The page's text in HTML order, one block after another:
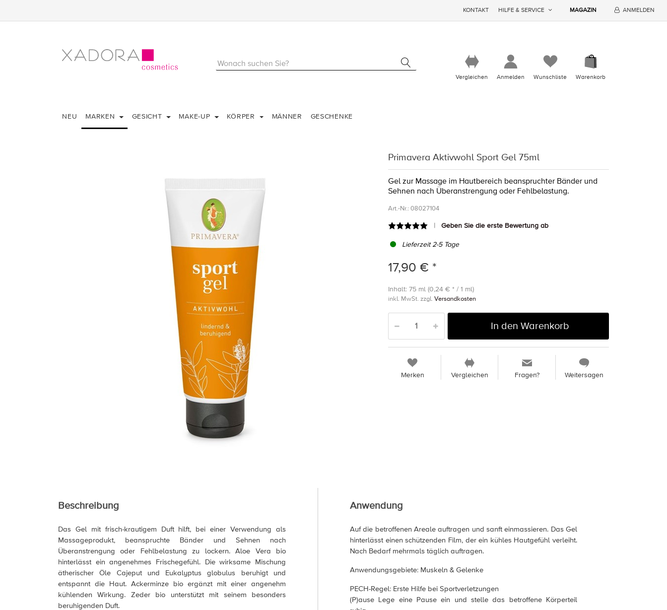
KONTAKT HILFE & SERVICE MAGAZIN ANMELDEN
Vergleichen Anmelden Wunschliste Warenkorb
NEU MARKEN GESICHT MAKE-UP KÖRPER MÄNNER GESCHENKE
Primavera Aktivwohl Sport Gel 75ml
Gel zur Massage im Hautbereich beanspruchter Bänder und
Sehnen nach Überanstrengung oder Fehlbelastung.
Art.-Nr.: 08027104
Geben Sie die erste Bewertung ab
Lieferzeit 2-5 Tage
17,90 € *
Inhalt: 75 ml (0,24 € * / 1 ml)
inkl. MwSt. zzgl. Versandkosten
In den Warenkorb
Merken Vergleichen Fragen? Weitersagen
Beschreibung
Das Gel mit frisch-krautigem Duft hilft, bei einer Verwendung als
Massageprodukt, beanspruchte Bänder und Sehnen nach
Überanstrengung oder Fehlbelastung zu lockern. Aloe Vera bio
hinterlässt ein angenehmes Frischegefühl. Die wirksame Mischung
ätherischer Öle Cajeput und Eukalyptus globulus beruhigt und
entspannt die Haut. Ackerminze bio ergänzt mit einer angenehm
kühlenden Wirkung. Zeder bio unterstützt mit seinem besonders
beruhigenden Duft.
Anwendung
Auf die betroffenen Areale auftragen und sanft einmassieren. Das Gel
hinterlässt einen schützenden Film, der ein kühles Hautgefühl verleiht.
Nach Bedarf mehrmals täglich auftragen.
Anwendungsgebiete: Muskeln & Gelenke
PECH-Regel: Erste Hilfe bei Sportverletzungen
(P)ause Lege eine Pause ein und stelle das betroffene Körperteil